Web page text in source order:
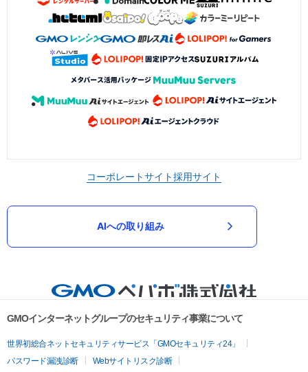
コーポレートサイト採用サイト
AIへの取り組み
GMOインターネットグループのセキュリティ事業について
世界初総合ネットセキュリティサービス「GMOセキュリティ24」
パスワード漏洩診断
Webサイトリスク診断